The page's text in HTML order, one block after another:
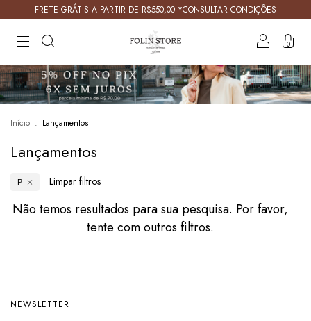
FRETE GRÁTIS A PARTIR DE R$550,00 *CONSULTAR CONDIÇÕES
0
Início . Lançamentos
Lançamentos
P Limpar filtros
Não temos resultados para sua pesquisa. Por favor,
tente com outros filtros.
NEWSLETTER